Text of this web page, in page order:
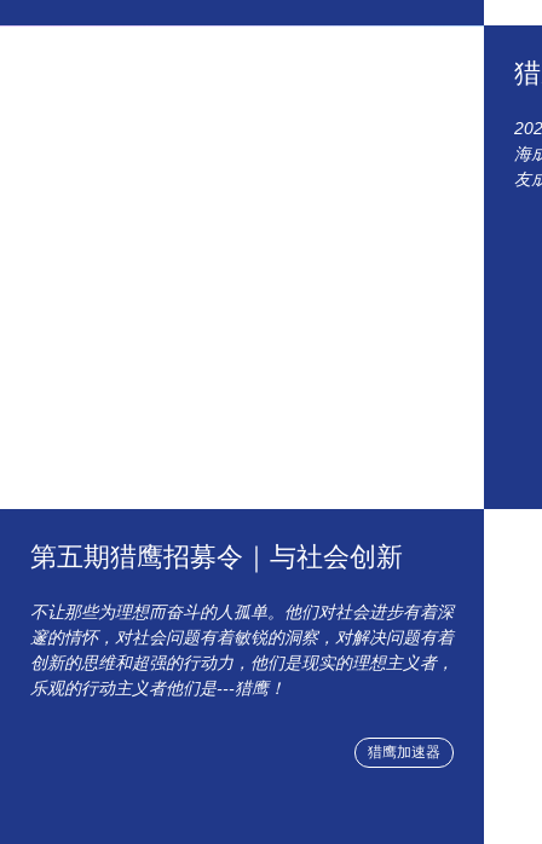
第五期猎鹰招募令｜与社会创新
不让那些为理想而奋斗的人孤单。他们对社会进步有着深
邃的情怀，对社会问题有着敏锐的洞察，对解决问题有着
创新的思维和超强的行动力，他们是现实的理想主义者，
乐观的行动主义者他们是---猎鹰！
猎鹰加速器
海
友